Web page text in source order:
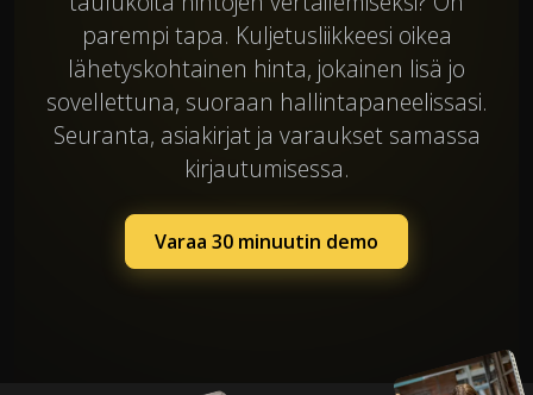
parempi tapa. Kuljetusliikkeesi oikea
lähetyskohtainen hinta, jokainen lisä jo
sovellettuna, suoraan hallintapaneelissasi.
Seuranta, asiakirjat ja varaukset samassa
kirjautumisessa.
Varaa 30 minuutin demo